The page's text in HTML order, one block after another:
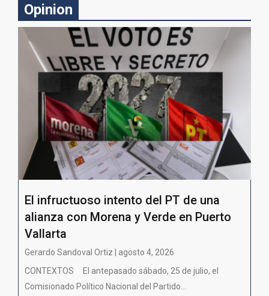
Opinion
El infructuoso intento del PT de una
alianza con Morena y Verde en Puerto
Vallarta
Gerardo Sandoval Ortiz | agosto 4, 2026
CONTEXTOS El antepasado sábado, 25 de julio, el
Comisionado Político Nacional del Partido...